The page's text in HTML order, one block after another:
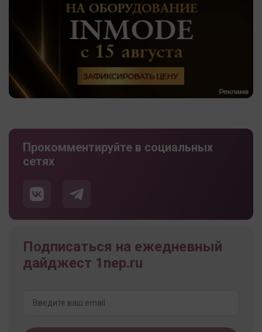
Прокомментируйте в социальных
сетях
Подписаться на ежедневный
дайджест 1nep.ru